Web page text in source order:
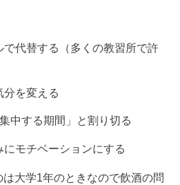
で代替する（多くの教習所で許
分を変える
中する期間」と割り切る
モチベーションにする
大学1年のときなので飲酒の問